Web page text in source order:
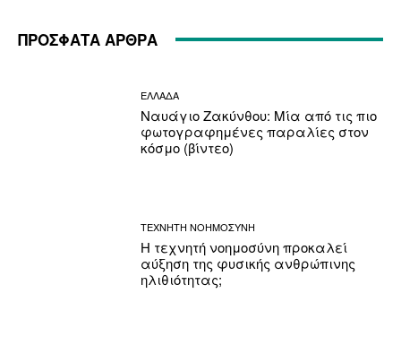
ΠΡΟΣΦΑΤΑ ΑΡΘΡΑ
ΕΛΛΑΔΑ
Ναυάγιο Ζακύνθου: Μία από τις πιο
φωτογραφημένες παραλίες στον
κόσμο (βίντεο)
ΤΕΧΝΗΤΗ ΝΟΗΜΟΣΥΝΗ
Η τεχνητή νοημοσύνη προκαλεί
αύξηση της φυσικής ανθρώπινης
ηλιθιότητας;